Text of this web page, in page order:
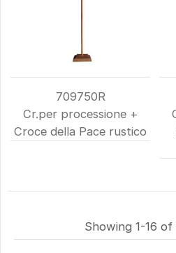
709750R
Cr.per processione +
Croce della Pace rustico
Showing 1-16 of